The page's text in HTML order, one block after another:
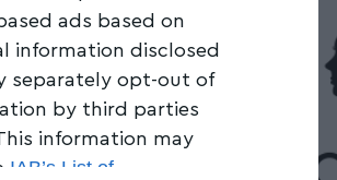
ads based on
information disclosed
separately opt-out of
by third parties
information may
IAB’s List of
1 Min Read